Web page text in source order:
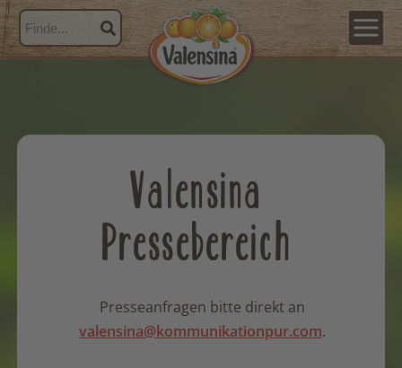
Valensina
Pressebereich
Presseanfragen bitte direkt an
valensina@kommunikationpur.com.